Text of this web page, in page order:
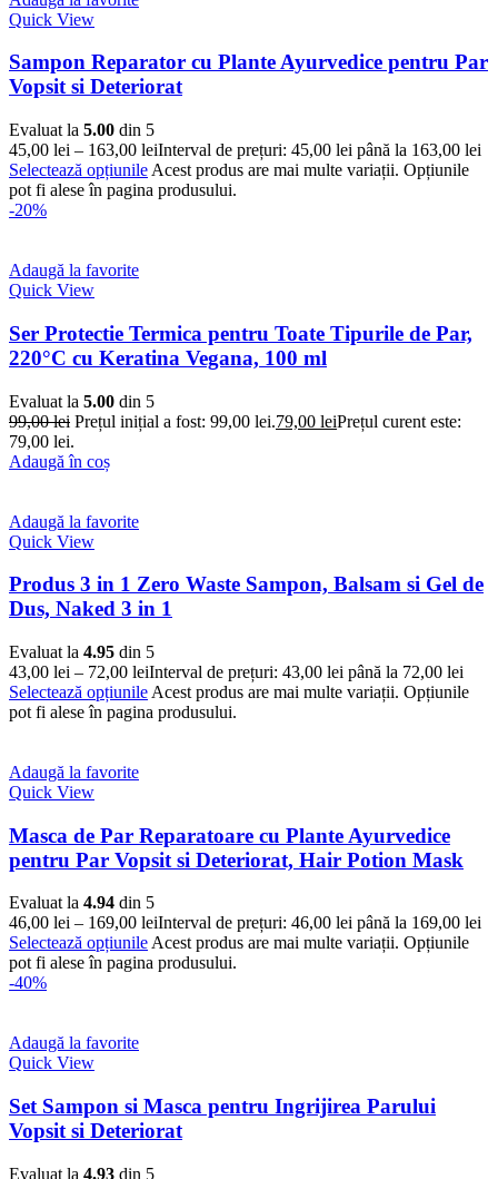
Quick View
Sampon Reparator cu Plante Ayurvedice pentru Par
Vopsit si Deteriorat
Evaluat la 5.00 din 5
45,00 lei – 163,00 leiInterval de prețuri: 45,00 lei până la 163,00 lei
Selectează opțiunile Acest produs are mai multe variații. Opțiunile
pot fi alese în pagina produsului.
-20%
Adaugă la favorite
Quick View
Ser Protectie Termica pentru Toate Tipurile de Par,
220°C cu Keratina Vegana, 100 ml
Evaluat la 5.00 din 5
99,00lei Prețul inițial a fost: 99,00 lei.79,00 leiPrețul curent este:
79,00 lei.
Adaugă în coș
Adaugă la favorite
Quick View
Produs 3 in 1 Zero Waste Sampon, Balsam si Gel de
Dus, Naked 3 in 1
Evaluat la 4.95 din 5
43,00 lei – 72,00 leiInterval de prețuri: 43,00 lei până la 72,00 lei
Selectează opțiunile Acest produs are mai multe variații. Opțiunile
pot fi alese în pagina produsului.
Adaugă la favorite
Quick View
Masca de Par Reparatoare cu Plante Ayurvedice
pentru Par Vopsit si Deteriorat, Hair Potion Mask
Evaluat la 4.94 din 5
46,00 lei – 169,00 leiInterval de prețuri: 46,00 lei până la 169,00 lei
Selectează opțiunileAcest produs are mai multe variații. Opțiunile
pot fi alese în pagina produsului.
-40%
Adaugă la favorite
Quick View
Set Sampon si Masca pentru Ingrijirea Parului
Vopsit si Deteriorat
Evaluat la 4.93 din 5